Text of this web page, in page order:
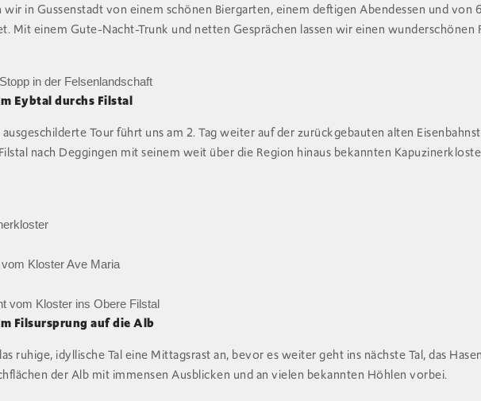
wir in Gussenstadt von einem schönen Biergarten, einem deftigen Abendessen und von
Mit einem Gute-Nacht-Trunk und netten Gesprächen lassen wir einen wunderschönen
in der Felsenlandschaft
Eybtal durchs Filstal
Tour führt uns am 2. Tag weiter auf der zurückgebauten alten
nach Deggingen mit seinem weit über die Region hinaus bekannten
Kloster Ave Maria
vom Kloster ins Obere Filstal
Filsursprung auf die Alb
ruhige, idyllische Tal eine Mittagsrast an, bevor es weiter geht ins nächste Tal, das
der Alb mit immensen Ausblicken und an vielen bekannten Höhlen vorbei.